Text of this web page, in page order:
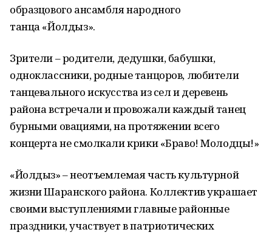
образцового ансамбля народного
танца «Йолдыз».
Зрители – родители, дедушки, бабушки,
одноклассники, родные танцоров, любители
танцевального искусства из сел и деревень
района встречали и провожали каждый танец
бурными овациями, на протяжении всего
концерта не смолкали крики «Браво! Молодцы!»
«Йолдыз» – неотъемлемая часть культурной
жизни Шаранского района. Коллектив украшает
своими выступлениями главные районные
праздники, участвует в патриотических